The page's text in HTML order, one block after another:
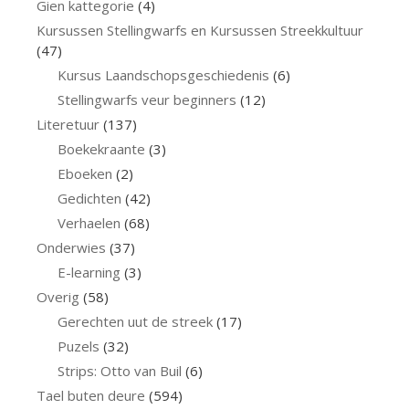
Gien kattegorie (4)
Kursussen Stellingwarfs en Kursussen Streekkultuur
(47)
Kursus Laandschopsgeschiedenis (6)
Stellingwarfs veur beginners (12)
Literetuur (137)
Boekekraante (3)
Eboeken (2)
Gedichten (42)
Verhaelen (68)
Onderwies (37)
E-learning (3)
Overig (58)
Gerechten uut de streek(17)
Puzels (32)
Strips: Otto van Buil (6)
Tael buten deure (594)